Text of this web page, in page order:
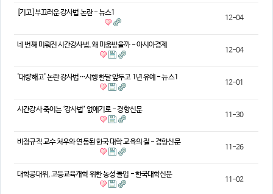
[기고]부끄러운 강사법 논란 - 뉴스1
12-04
네 번째 미뤄진 시간강사법, 왜 미움받을까 - 아시아경제
12-04
'대량해고' 논란 강사법…시행 한달 앞두고 1년 유예 - 뉴스1
12-01
시간강사 죽이는 ‘강사법’ 없애기로 - 경향신문
11-30
비정규직 교수 처우와 연동된 한국 대학 교육의 질 - 경향신문
11-26
대학공대위, 고등교육개혁 위한 농성 돌입 - 한국대학신문
11-02